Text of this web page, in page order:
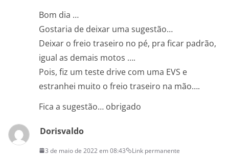
Bom dia …
Gostaria de deixar uma sugestão…
Deixar o freio traseiro no pé, pra ficar padrão,
igual as demais motos ….
Pois, fiz um teste drive com uma EVS e
estranhei muito o freio traseiro na mão….
Fica a sugestão… obrigado
Dorisvaldo
3 de maio de 2022 em 08:43 Link permanente